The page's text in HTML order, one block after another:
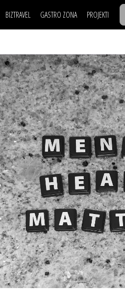
BIZTRAVEL GASTRO ZONA PROJEKTI
TASTY
30
BACK
BMW
BIZLIFE
IZJAVA
NAJKOLEGA
30
BACK
BMW
BIZLIFE
IZJAVA